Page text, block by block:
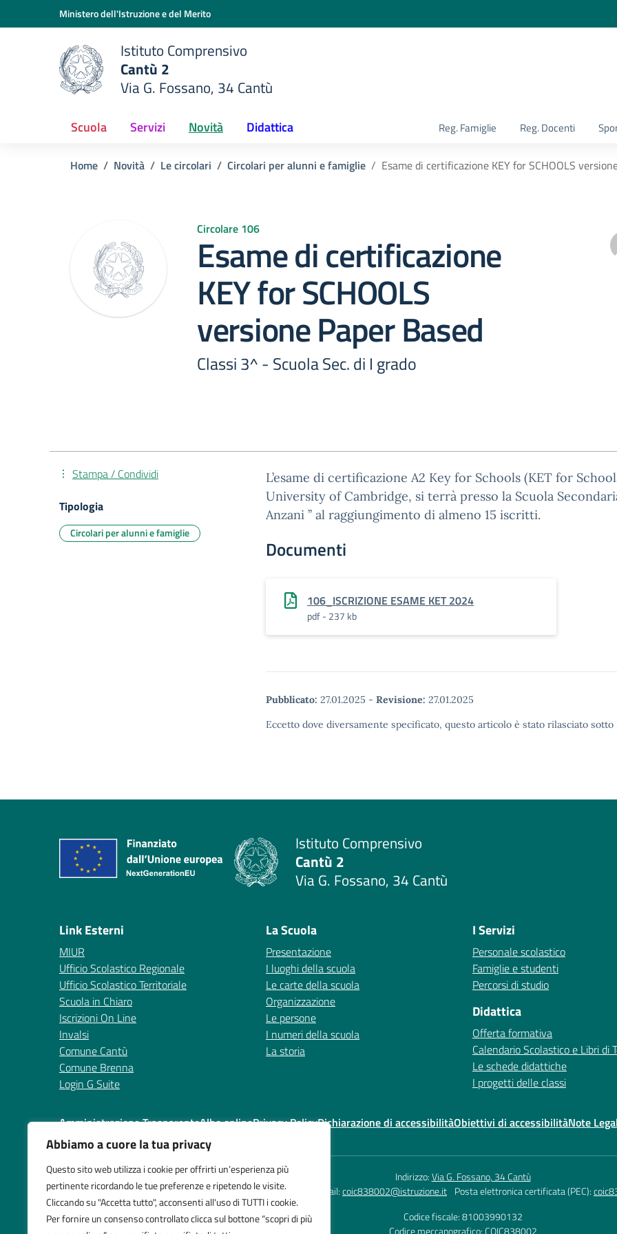
Abbiamo a cuore la tua privacy
Questo sito web utilizza i cookie per offrirti un’esperienza più
pertinente ricordando le tue preferenze e ripetendo le visite.
Cliccando su "Accetta tutto", acconsenti all'uso di TUTTI i cookie.
Per fornire un consenso controllato clicca sul bottone “scopri di più
Vai ai contenuti
Vai al menu di navigazioneMinistero dell'Istruzione e del Merito
scuola
Istituto Comprensivo
Cantù 2
Via G. Fossano, 34 Cantù
Scuola Servizi Novità Didattica Reg. Famiglie Reg. Docenti
Home Novità Le circolari Circolari per alunni e famiglie Esame di certificazione KEY for SCHOOLS
Circolare 106
Esame di certificazione
KEY for SCHOOLS
versione Paper Based
Classi 3^ - Scuola Sec. di I grado
L’esame di certificazione A2 Key for Schools (KET for
University of Cambridge, si terrà presso la Scuola
Anzani ’’ al raggiungimento di almeno 15 iscritti.
Documenti
106_ISCRIZIONE ESAME KET 2024
pdf - 237 kb
Pubblicato: 27.01.2025 - Revisione: 27.01.2025
Eccetto dove diversamente specificato, questo articolo è stato rilasciato
Stampa / Condividi
Tipologia
Circolari per alunni e famiglie
Istituto Comprensivo
Cantù 2
Via G. Fossano, 34 Cantù
Link Esterni
MIUR
Ufficio Scolastico Regionale
Ufficio Scolastico Territoriale
Scuola in Chiaro
Iscrizioni On Line
Invalsi
Comune Cantù
Comune Brenna
Login G Suite
La Scuola
Presentazione
I luoghi della scuola
Le carte della scuola
Organizzazione
Le persone
I numeri della scuola
La storia
I Servizi
Personale scolastico
Famiglie e studenti
Percorsi di studio
Didattica
Offerta formativa
Calendario Scolastico e Libri di
Le schede didattiche
I progetti delle classi
Amministrazione TrasparenteAlbo onlinePrivacy PolicyDichiarazione di accessibilitàObiettivi di accessibilitàNote
Indirizzo:Via G. Fossano, 34 Cantù
Centralino:031 714378 Email:coic838002@istruzione.it Posta elettronica certificata (PEC):
Codice fiscale: 81003990132
Codice meccanografico:COIC838002